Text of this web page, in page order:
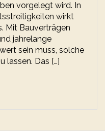
vorgelegt wird. In
wirkt
Mit Bauverträgen
jahrelange
sein muss, solche
lassen. Das […]